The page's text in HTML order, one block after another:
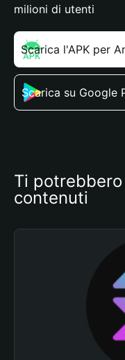
milioni di utenti
Scarica l'APK per
Scarica su Google
Ti
contenuti